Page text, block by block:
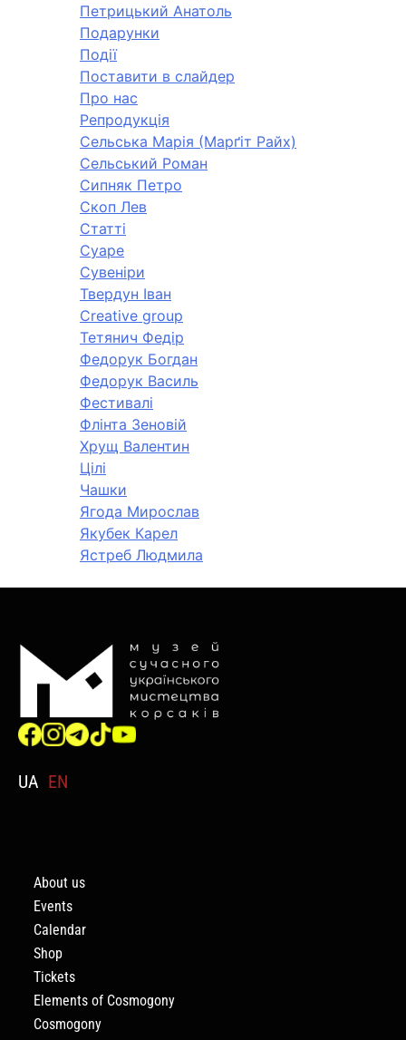
Петрицький Анатоль
Подарунки
Події
Поставити в слайдер
Про нас
Репродукція
Сельська Марія (Марґіт Райх)
Сельський Роман
Сипняк Петро
Скоп Лев
Статті
Суаре
Сувеніри
Твердун Іван
Creative group
Тетянич Федір
Федорук Богдан
Федорук Василь
Фестивалі
Флінта Зеновій
Хрущ Валентин
Цілі
Чашки
Ягода Мирослав
Якубек Карел
Ястреб Людмила
UA EN
About us
Events
Calendar
Shop
Tickets
Elements of Cosmogony
Cosmogony